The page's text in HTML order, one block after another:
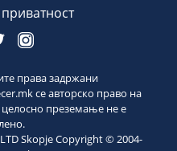
права задржани
се авторско право на
преземање не е
Skopje Copyright © 2004-